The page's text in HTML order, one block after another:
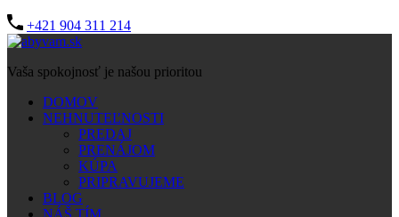
+421 904 311 214
Vaša spokojnosť je našou prioritou
DOMOV
NEHNUTEĽNOSTI
PREDAJ
PRENÁJOM
KÚPA
PRIPRAVUJEME
BLOG
NÁŠ TÍM